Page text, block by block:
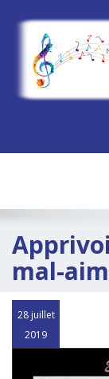
mal-
28 juillet
2019